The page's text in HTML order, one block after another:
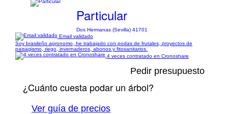
Particular
Dos Hermanas (Sevilla) 41701
Email validado
Soy brasileño agronomo, he trabajado con podas de frutales, proyectos de
paisagismo, riego, invernaderos, abonos y fitosanitarios.
4 veces contratado en Cronoshare
Pedir presupuesto
¿Cuánto cuesta podar un árbol?
Ver guía de precios